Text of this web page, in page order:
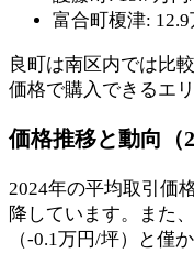
富合町榎津: 12.9
良町は南区内では比
価格で購入できるエリ
価格推移と動向（
2024年の平均取引価
降しています。また
（-0.1万円/坪）と僅